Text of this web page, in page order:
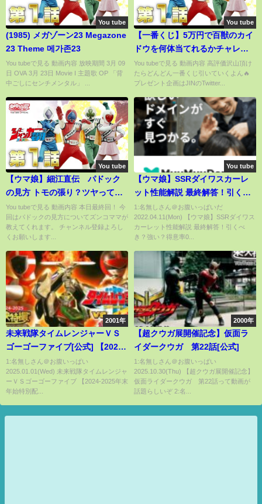
You tube
(1985) メガゾーン23 Megazone
23 Theme 메가존23
You tubeで見る 動画内容 放映期間 3月 09
日 OVA 3月 23日 Movie I 主題歌 OP 「背
中ごしにセンチメンタル」 ...
You tube
【一番くじ】5万円で百獣のカイ
ドウを何体当てれるかチャレン
ジしてみた結末がドン引き?!
You tubeで見る 動画内容 高評価沢山頂け
たらどんどん一番くじ引いていくよん🔥
プレゼント企画はJINのTwitter...
You tube
【ウマ娘】細江直伝 パドック
の見方 トモの張り？ツヤって大
事！ママは下ネタを我慢できた
のか？#5
You tubeで見る 動画内容 本日最終回！ 今
回はパドックの見方についてズンコママが
教えてくれます。 チャンネル登録よろし
くお願いします...
You tube
【ウマ娘】SSRダイワスカーレ
ット性能解説 最終解答！引くべ
き？強い？得意率0 パワー/SRス
イープトウショウ/賢さ/鍔迫り合
い/真っ向勝負/練習性能etc【ウ
フラワー】
1:名無しさん＠お腹いっぱいだ
2022.04.11(Mon) 【ウマ娘】SSRダイワス
カーレット性能解説 最終解答！引くべ
き？強い？得意率0...
2001年
未来戦隊タイムレンジャーＶＳ
ゴーゴーファイブ[公式] 【2024-
2025年末年始特別配信】
1:名無しさん＠お腹いっぱい
2025.01.01(Wed) 未来戦隊タイムレンジャ
ーＶＳゴーゴーファイブ 【2024-2025年末
年始特別配...
2000年
【超クウガ展開催記念】仮面ラ
イダークウガ 第22話[公式]
1:名無しさん＠お腹いっぱい
2025.10.30(Thu) 【超クウガ展開催記念】
仮面ライダークウガ 第22話って動画が
話題らしいぞ 2:名...